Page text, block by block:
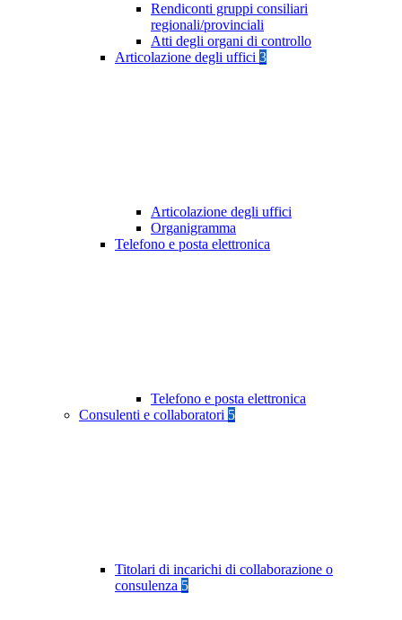
Rendiconti gruppi consiliari
regionali/provinciali
Atti degli organi di controllo
Articolazione degli uffici 3
Articolazione degli uffici
Organigramma
Telefono e posta elettronica
Telefono e posta elettronica
Consulenti e collaboratori 5
Titolari di incarichi di collaborazione o
consulenza 5